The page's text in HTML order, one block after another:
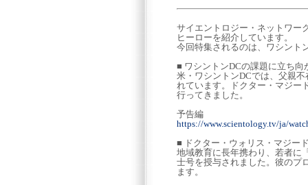
サイエントロジー・ネットワー
ヒーローを紹介しています。
今回特集されるのは、ワシント
■ ワシントンDCの課題に立ち向
米・ワシントンDCでは、父親
れています。ドクター・マジー
行ってきました。
予告編
https://www.scientology.tv/ja/
■ ドクター・ウォリス・マジー
地域教育に長年携わり、若者に
士号を授与されました。彼のプ
ます。